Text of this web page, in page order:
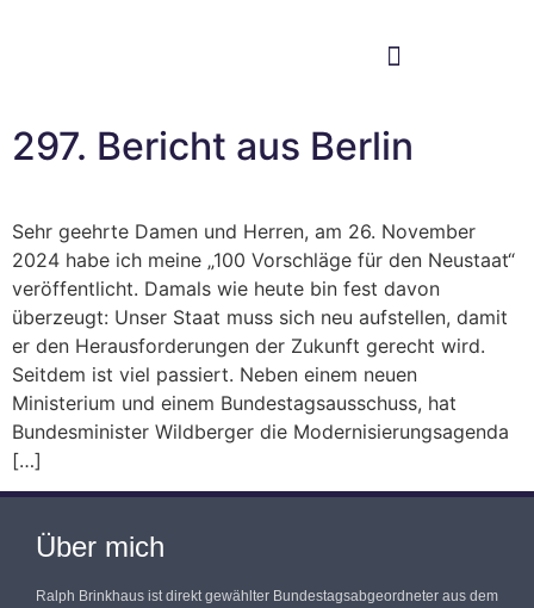
297. Bericht aus Berlin
Sehr geehrte Damen und Herren, am 26. November
2024 habe ich meine „100 Vorschläge für den Neustaat“
veröffentlicht. Damals wie heute bin fest davon
überzeugt: Unser Staat muss sich neu aufstellen, damit
er den Herausforderungen der Zukunft gerecht wird.
Seitdem ist viel passiert. Neben einem neuen
Ministerium und einem Bundestagsausschuss, hat
Bundesminister Wildberger die Modernisierungsagenda
[…]
Über mich
Ralph Brinkhaus ist direkt gewählter Bundestagsabgeordneter aus dem